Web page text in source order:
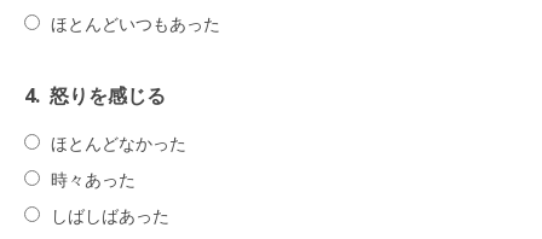
ほとんどいつもあった
4. 怒りを感じる
ほとんどなかった
時々あった
しばしばあった